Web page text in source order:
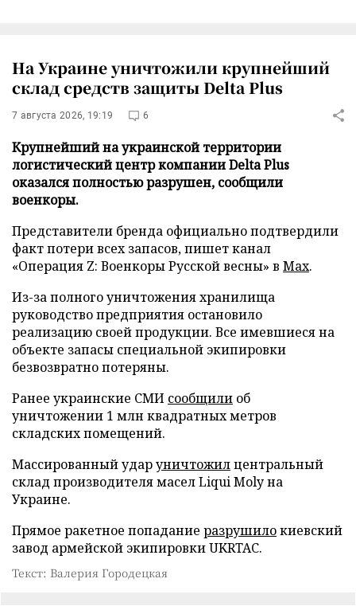
На Украине уничтожили крупнейший
склад средств защиты Delta Plus
7 августа 2026, 19:19 6
Крупнейший на украинской территории
логистический центр компании Delta Plus
оказался полностью разрушен, сообщили
военкоры.
Представители бренда официально подтвердили
факт потери всех запасов, пишет канал
«Операция Z: Военкоры Русской весны» в Max.
Из-за полного уничтожения хранилища
руководство предприятия остановило
реализацию своей продукции. Все имевшиеся на
объекте запасы специальной экипировки
безвозвратно потеряны.
Ранее украинские СМИ сообщили об
уничтожении 1 млн квадратных метров
складских помещений.
Массированный ударуничтожилцентральный
склад производителя масел Liqui Moly на
Украине.
Прямое ракетное попадание разрушилокиевский
завод армейской экипировки UKRTAC.
Текст: Валерия Городецкая